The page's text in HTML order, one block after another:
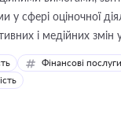
у сфері оціночної
і медійних змін
бізнесу, керівника,
угод і
діяльності
Фінансові послуги